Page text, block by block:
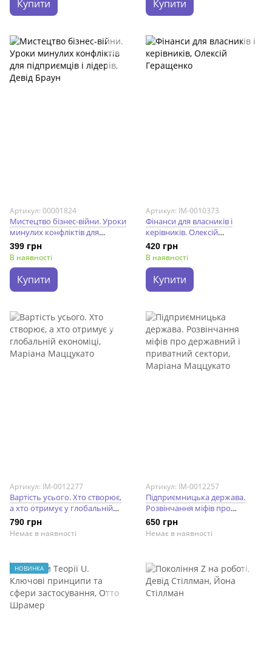
Купити Купити
Артикул: 00001824
Мистецтво бізнес-війни. Уроки
минулих конфліктів для
підприємців і лідерів. Девід
Браун
399 грн
В наявності
Купити
Артикул: IM-0010373
Фінанси для власників і
керівників. Олексій
Геращенко
420 грн
В наявності
Купити
Артикул: IM-0012277
Вартість усього. Хто створює,
а хто отримує у глобальній
економіці. Маріана
Маццукато
790 грн
Немає в наявності
Артикул: IM-0012257
Підприємницька держава.
Розвінчання міфів про
державний і приватний
сектори. Маріана Маццукато
650 грн
Немає в наявності
НОВИНКА